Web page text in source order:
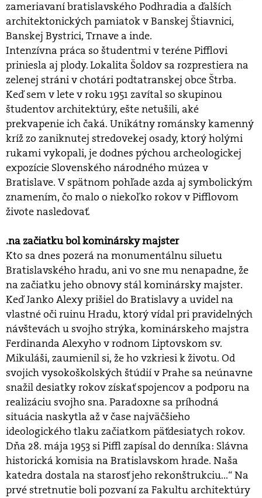
zameriavaní bratislavského Podhradia a ďalších
architektonických pamiatok v Banskej Štiavnici,
Banskej Bystrici, Trnave a inde.
Intenzívna práca so študentmi v teréne Pifflovi
priniesla aj plody. Lokalita Šoldov sa rozprestiera na
zelenej stráni v chotári podtatranskej obce Štrba.
Keď sem v lete v roku 1951 zavítal so skupinou
študentov architektúry, ešte netušili, aké
prekvapenie ich čaká. Unikátny románsky kamenný
kríž zo zaniknutej stredovekej osady, ktorý holými
rukami vykopali, je dodnes pýchou archeologickej
expozície Slovenského národného múzea v
Bratislave. V spätnom pohľade azda aj symbolickým
znamením, čo malo o niekoľko rokov v Pifflovom
živote nasledovať.
.na začiatku bol kominársky majster
Kto sa dnes pozerá na monumentálnu siluetu
Bratislavského hradu, ani vo sne mu nenapadne, že
na začiatku jeho obnovy stál kominársky majster.
Keď Janko Alexy prišiel do Bratislavy a uvidel na
vlastné oči ruinu Hradu, ktorý vídal pri pravidelných
návštevách u svojho strýka, kominárskeho majstra
Ferdinanda Alexyho v rodnom Liptovskom sv.
Mikuláši, zaumienil si, že ho vzkriesi k životu. Od
svojich vysokoškolských štúdií v Prahe sa neúnavne
snažil desiatky rokov získať spojencov a podporu na
realizáciu svojho sna. Paradoxne sa príhodná
situácia naskytla až v čase najväčšieho
ideologického tlaku začiatkom päťdesiatych rokov.
Dňa 28. mája 1953 si Piffl zapísal do denníka: Slávna
historická komisia na Bratislavskom hrade. Naša
katedra dostala na starosť jeho rekonštrukciu...“ Na
prvé stretnutie boli pozvaní za Fakultu architektúry